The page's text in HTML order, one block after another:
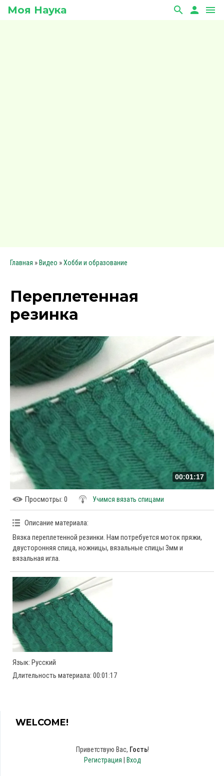
Моя Наука search person menu
Главная » Видео »Хобби и образование
Переплетенная
резинка
00:01:17
Просмотры: 0 Учимся вязать спицами
Описание материала:
Вязка переплетенной резинки. Нам потребуется моток пряжи,
двусторонняя спица, ножницы, вязальные спицы 3мм и
вязальная игла.
Язык: Русский
Длительность материала: 00:01:17
WELCOME!
Приветствую Вас, Гость!
Регистрация
Вход